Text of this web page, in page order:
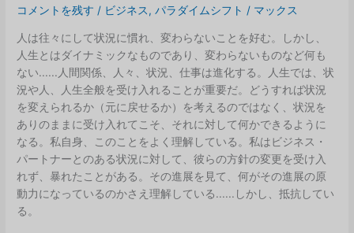
コメントを残す / ビジネス,パラダイムシフト / マックス
人は往々にして状況に慣れ、変わらないことを好む。しかし、
人生とはダイナミックなものであり、変わらないものなど何も
ない......人間関係、人々、状況、仕事は進化する。人生では、状
況や人、人生全般を受け入れることが重要だ。どうすれば状況
を変えられるか（元に戻せるか）を考えるのではなく、状況を
ありのままに受け入れてこそ、それに対して何かできるように
なる。私自身、このことをよく理解している。私はビジネス・
パートナーとのある状況に対して、彼らの方針の変更を受け入
れず、暴れたことがある。その進展を見て、何がその進展の原
動力になっているのかさえ理解している......しかし、抵抗してい
る。